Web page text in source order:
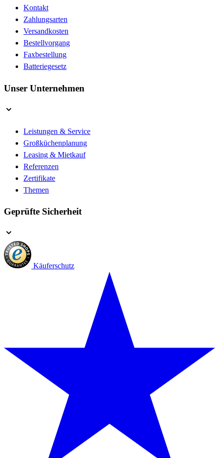
Kontakt
Zahlungsarten
Versandkosten
Bestellvorgang
Faxbestellung
Batteriegesetz
Unser Unternehmen
Leistungen & Service
Großküchenplanung
Leasing & Mietkauf
Referenzen
Zertifikate
Themen
Geprüfte Sicherheit
Käuferschutz